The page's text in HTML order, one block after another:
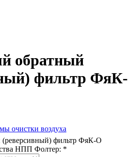
обратный
фильтр ФяК-
очистки воздуха
фильтр ФяК-О
НПП Фолтер: *